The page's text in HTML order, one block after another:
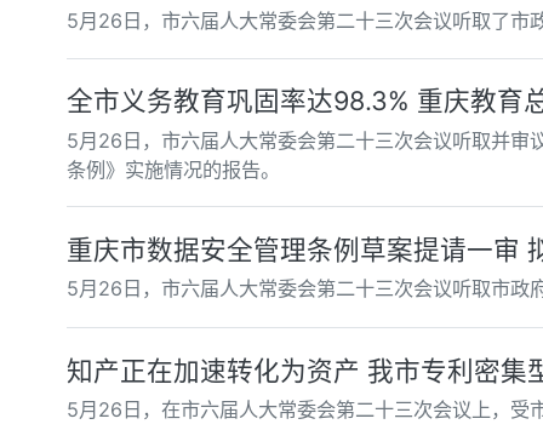
5月26日，市六届人大常委会第二十三次会议听取了市
全市义务教育巩固率达98.3% 重庆教育
5月26日，市六届人大常委会第二十三次会议听取并
条例》实施情况的报告。
重庆市数据安全管理条例草案提请一审
5月26日，市六届人大常委会第二十三次会议听取市
知产正在加速转化为资产 我市专利密集
5月26日，在市六届人大常委会第二十三次会议上，